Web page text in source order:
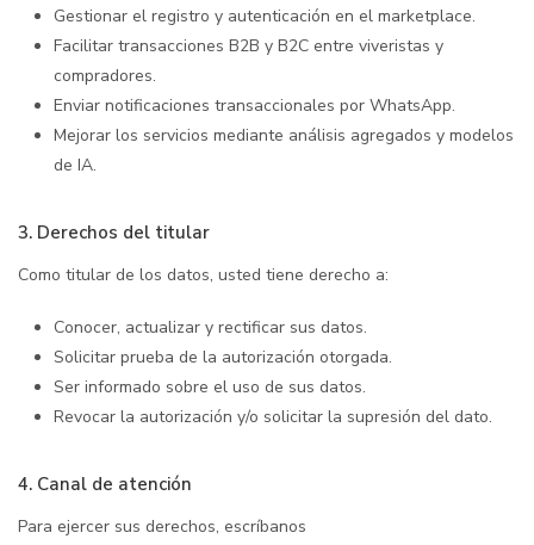
Gestionar el registro y autenticación en el marketplace.
Facilitar transacciones B2B y B2C entre viveristas y
compradores.
Enviar notificaciones transaccionales por WhatsApp.
Mejorar los servicios mediante análisis agregados y modelos
de IA.
3. Derechos del titular
Como titular de los datos, usted tiene derecho a:
Conocer, actualizar y rectificar sus datos.
Solicitar prueba de la autorización otorgada.
Ser informado sobre el uso de sus datos.
Revocar la autorización y/o solicitar la supresión del dato.
4. Canal de atención
Para ejercer sus derechos, escríbanos